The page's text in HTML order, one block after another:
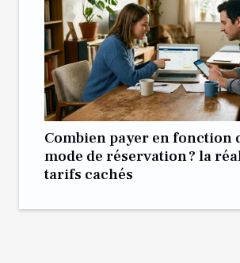
Combien payer en fonction
mode de réservation ? la
tarifs cachés